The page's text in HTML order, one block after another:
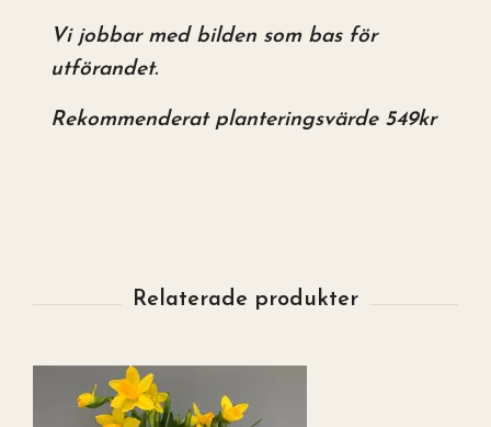
Vi jobbar med bilden som bas för
utförandet.
Rekommenderat planteringsvärde 549kr